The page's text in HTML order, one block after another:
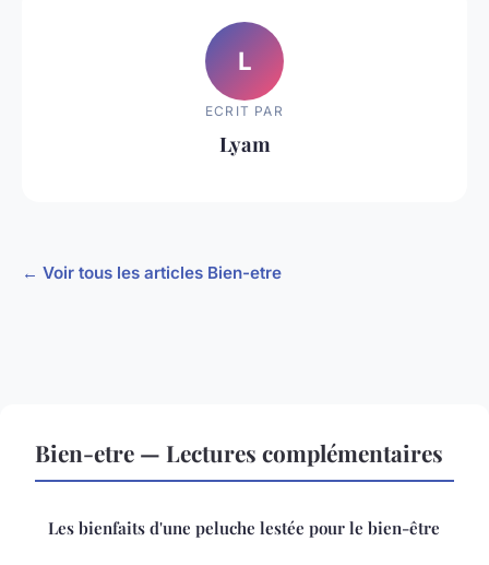
L
ECRIT PAR
Lyam
← Voir tous les articles Bien-etre
Bien-etre — Lectures complémentaires
Les bienfaits d'une peluche lestée pour le bien-être